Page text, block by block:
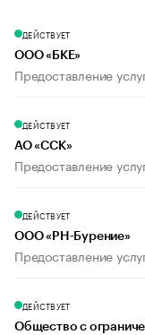
ДЕЙСТВУЕТ
ООО «БКЕ»
Предоставление
ДЕЙСТВУЕТ
АО «ССК»
Предоставление
ДЕЙСТВУЕТ
ООО «РН-Бурение»
Предоставление
ДЕЙСТВУЕТ
Общество с